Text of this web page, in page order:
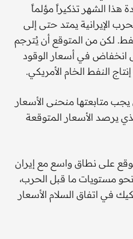
هذا الشهر تذكيراً مؤلماً
الإيرانية يمتد حتى إلى
لكن من المتوقع أن يُترجم
انخفاض في أسعار الوقود
النفط الخام الأمريكي.
متابعتها منحنى الأسعار
يرصد الأسعار المتوقعة
على نطاق واسع مع إيران
نحو مستويات ما قبل الحرب،
في اتفاق السلام الأسعار